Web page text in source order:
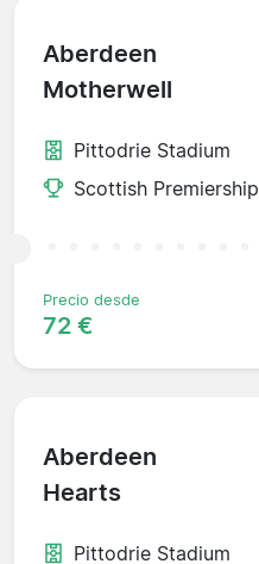
Aberdeen
Motherwell
Pittodrie Stadium
Scottish Premiership
Precio desde
72 €
Aberdeen
Hearts
Pittodrie Stadium